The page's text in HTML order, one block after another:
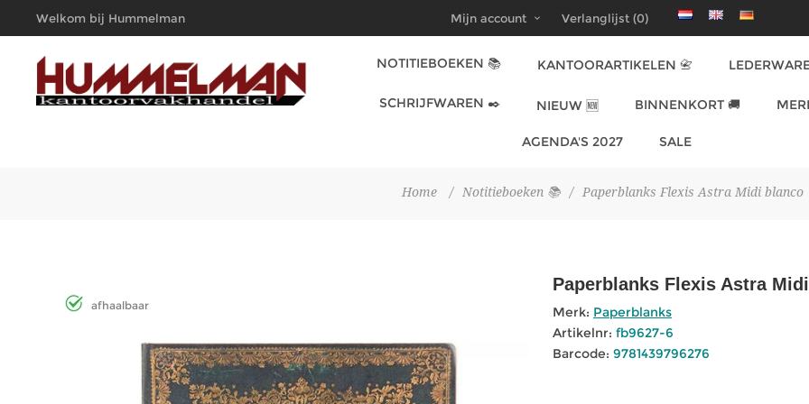
Welkom bij Hummelman
Kantoorvakhandel
Mijn account Verlanglijst (0)
NOTITIEBOEKEN 📚 KANTOORARTIKELEN 📇
SCHRIJFWAREN ✒️ NIEUW 🆕 BINNENKORT 🚚
AGENDA'S 2027 SALE
Home / Notitieboeken 📚 / Paperblanks Flexis Astra Midi blanco
afhaalbaar
Paperblanks Flexis Astra
Merk: Paperblanks
Artikelnr: fb9627-6
Barcode: 9781439796276